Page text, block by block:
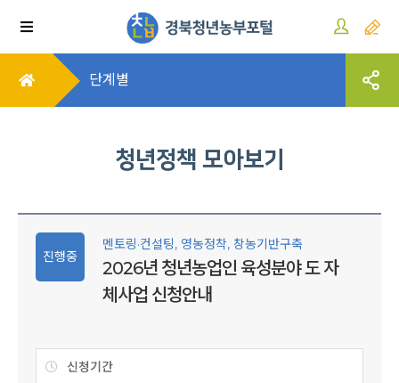
단계별
청년정책 모아보기
진행중
멘토링·컨설팅, 영농정착, 창농기반구축
2026년 청년농업인 육성분야 도 자
체사업 신청안내
신청기간